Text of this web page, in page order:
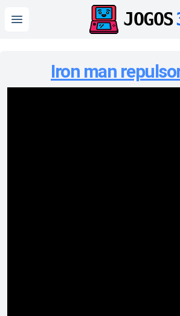
Open main menu JOGOS
Iron man